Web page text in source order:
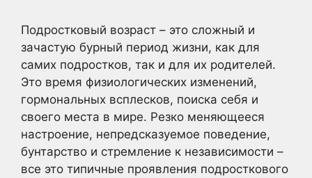
Подростковый возраст – это сложный и
зачастую бурный период жизни, как для
самих подростков, так и для их родителей.
Это время физиологических изменений,
гормональных всплесков, поиска себя и
своего места в мире. Резко меняющееся
настроение, непредсказуемое поведение,
бунтарство и стремление к независимости –
все это типичные проявления подросткового